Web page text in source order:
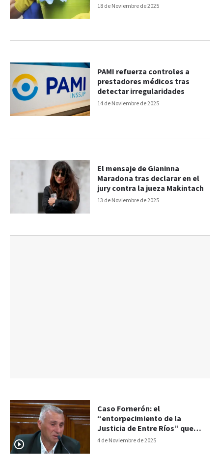
18 de Noviembre de 2025
14 de Noviembre de 2025
PAMI refuerza controles a
prestadores médicos tras
detectar irregularidades
13 de Noviembre de 2025
El mensaje de Gianinna
Maradona tras declarar en el
jury contra la jueza Makintach
4 de Noviembre de 2025
Caso Fornerón: el
“entorpecimiento de la
Justicia de Entre Ríos” que
avaló la adopción ilegal y